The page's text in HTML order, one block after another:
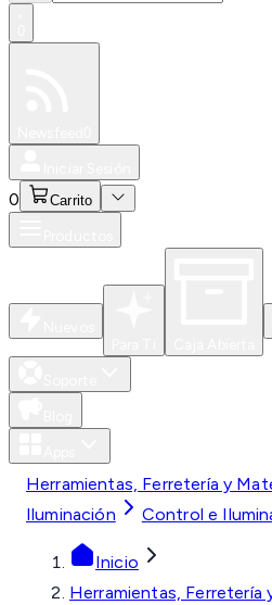
0 Carrito
Herramientas, Ferretería y
Iluminación
Control e
Inicio
Herramientas, Ferretería